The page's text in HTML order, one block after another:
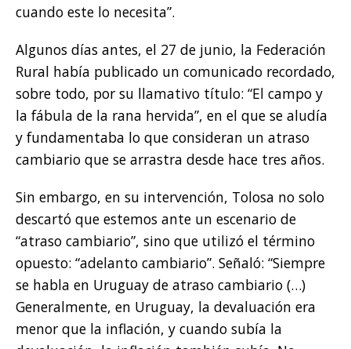
cuando este lo necesita”.
Algunos días antes, el 27 de junio, la Federación
Rural había publicado un comunicado recordado,
sobre todo, por su llamativo título: “El campo y
la fábula de la rana hervida”, en el que se aludía
y fundamentaba lo que consideran un atraso
cambiario que se arrastra desde hace tres años.
Sin embargo, en su intervención, Tolosa no solo
descartó que estemos ante un escenario de
“atraso cambiario”, sino que utilizó el término
opuesto: “adelanto cambiario”. Señaló: “Siempre
se habla en Uruguay de atraso cambiario (…)
Generalmente, en Uruguay, la devaluación era
menor que la inflación, y cuando subía la